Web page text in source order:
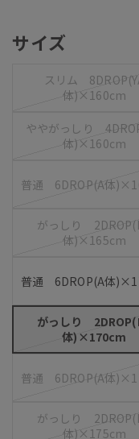
サイズ
スリム
体)×160cm
ややがっしり
体)×160cm
普通 6DROP(A体
がっしり
体)×165cm
普通 6DROP(A体
がっしり
体)×170cm
普通 6DROP(A体
がっしり
体)×175cm